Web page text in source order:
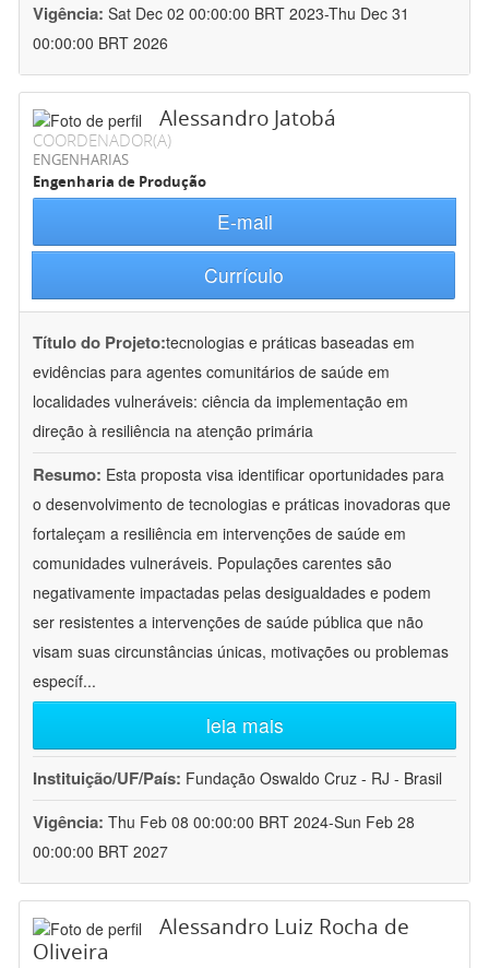
Vigência: Sat Dec 02 00:00:00 BRT 2023-Thu Dec 31
00:00:00 BRT 2026
Alessandro Jatobá
COORDENADOR(A)
ENGENHARIAS
Engenharia de Produção
E-mail
Currículo
Título do Projeto:tecnologias e práticas baseadas em
evidências para agentes comunitários de saúde em
localidades vulneráveis: ciência da implementação em
direção à resiliência na atenção primária
Resumo: Esta proposta visa identificar oportunidades para
o desenvolvimento de tecnologias e práticas inovadoras que
fortaleçam a resiliência em intervenções de saúde em
comunidades vulneráveis. Populações carentes são
negativamente impactadas pelas desigualdades e podem
ser resistentes a intervenções de saúde pública que não
visam suas circunstâncias únicas, motivações ou problemas
específ...
leia mais
Instituição/UF/País: Fundação Oswaldo Cruz - RJ - Brasil
Vigência: Thu Feb 08 00:00:00 BRT 2024-Sun Feb 28
00:00:00 BRT 2027
Alessandro Luiz Rocha de
Oliveira